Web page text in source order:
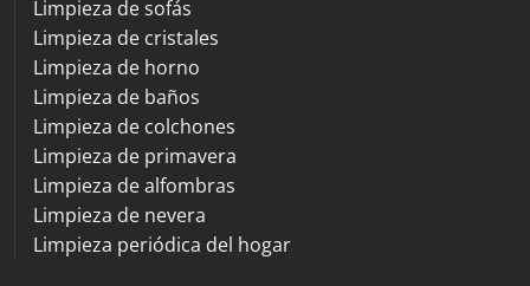
Limpieza de sofás
Limpieza de cristales
Limpieza de horno
Limpieza de baños
Limpieza de colchones
Limpieza de primavera
Limpieza de alfombras
Limpieza de nevera
Limpieza periódica del hogar